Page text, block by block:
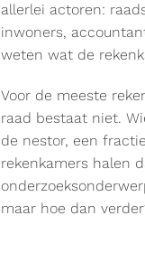
allerlei actoren:
inwoners,
weten wat de
Voor de meeste
raad bestaat niet.
de nestor, een
rekenkamers halen
maar hoe dan